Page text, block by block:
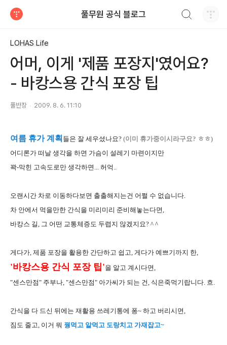
풀무원 공식 블로그
LOHAS Life
어머, 이게 '제품 포장지'였어요?
- 바캉스용 간식 포장 팁
풀반장 2009. 8. 6. 11:10
여름 휴가 계획 들은 잘 세우셨나요? (이미 휴가중이시라구요? ㅎㅎ)
어디론가 떠날 생각을 하면 가슴이 설레기 마련이지만
꽉-막힌 고속도로만 생각하면... 허억..
오랜시간 차로 이동하다보면 출출해지는건 어쩔 수 없습니다.
차 안에서 먹을만한 간식을 미리미리 준비해놓는다면,
바캉스 길, 그 어떤 교통체증도 두렵지 않겠지요? ^ ^
게다가, 제품 포장을 활용한 간단하고 쉽고, 게다가 예쁘기까지 한,
'바캉스용 간식 포장 팁'을 알고 계시다면,
"센스만점" 주부나, "센스만점" 아가씨가 되는 건, 식은죽먹기랍니다. 흐.
간식을 다 드신 뒤에는 재활용 쓰레기통에 퐁~ 하고 버리시면,
짐도 줄고, 이거 뭐 꿩먹고 알먹고 도랑치고 가재잡고~